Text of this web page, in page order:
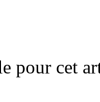
pour cet